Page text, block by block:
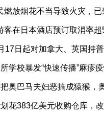
燃放烟花不当导致火灾，
客在日本酒店预订取消率
17日起对加拿大、英国持
学校暴发“快速传播”麻疹
奥巴马夫妇恶搞成猿猴，
花383亿美元收购仓库，